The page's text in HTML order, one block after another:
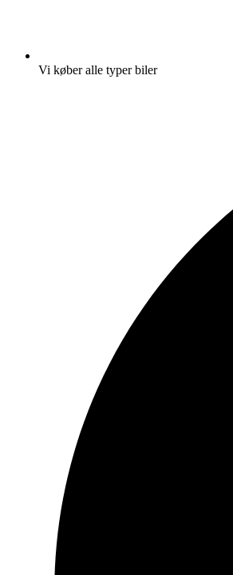
Vi køber alle typer biler